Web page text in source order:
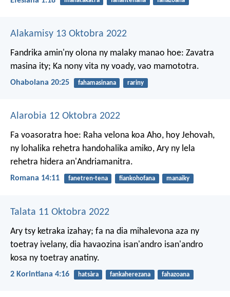
Alakamisy 13 Oktobra 2022
Fandrika amin'ny olona ny malaky manao hoe: Zavatra
masina ity; Ka nony vita ny voady, vao mamototra.
Ohabolana 20:25 fahamasinana rariny
Alarobia 12 Oktobra 2022
Fa voasoratra hoe: Raha velona koa Aho, hoy Jehovah,
ny lohalika rehetra handohalika amiko, Ary ny lela
rehetra hidera an'Andriamanitra.
Romana 14:11 fanetren-tena fiankohofana manaiky
Talata 11 Oktobra 2022
Ary tsy ketraka izahay; fa na dia mihalevona aza ny
toetray ivelany, dia havaozina isan'andro isan'andro
kosa ny toetray anatiny.
2 Korintiana 4:16 hatsàra fankaherezana fahazoana